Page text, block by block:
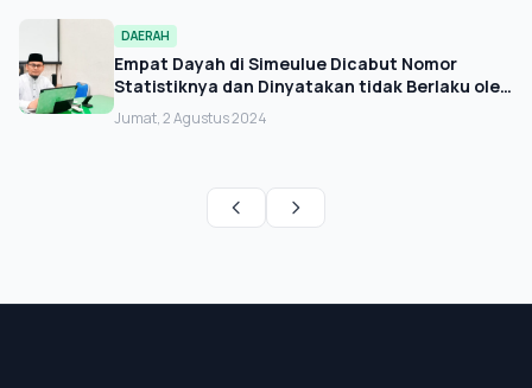
DAERAH
Empat Dayah di Simeulue Dicabut Nomor
Statistiknya dan Dinyatakan tidak Berlaku oleh
Dirjen Pendis Kemenag RI
Jumat, 2 Agustus 2024